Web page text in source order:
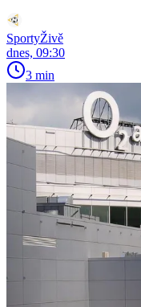
SportyŽivě
dnes, 09:30
3 min